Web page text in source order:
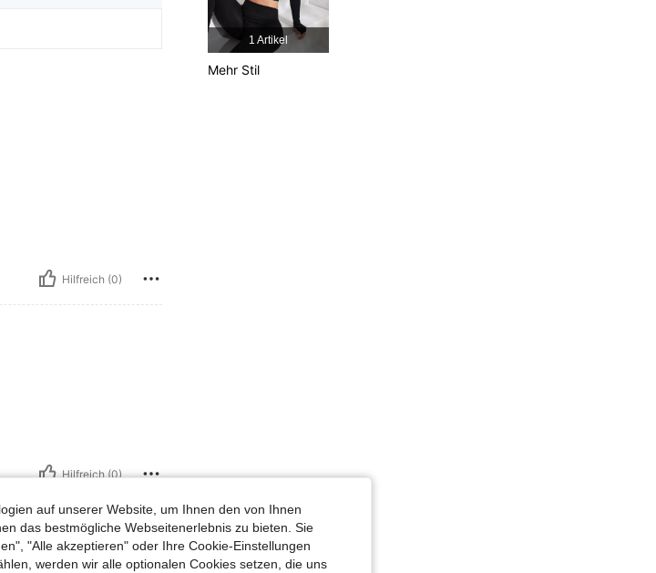
Hilfreich (0)
Hilfreich (0)
4,79
1 Artikel
Mehr Stil
auf unserer Website, um Ihnen den von Ihnen
das bestmögliche Webseitenerlebnis zu bieten. Sie
"Alle akzeptieren" oder Ihre Cookie-Einstellungen
werden wir alle optionalen Cookies setzen, die uns